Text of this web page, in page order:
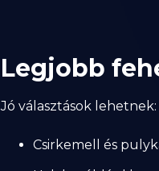
Legjobb
Jó választások lehetnek:
Csirkemell és